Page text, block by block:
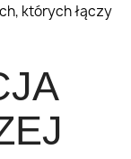
których łączy